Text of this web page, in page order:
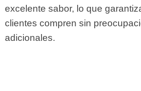
excelente sabor, lo que
clientes compren sin
adicionales.